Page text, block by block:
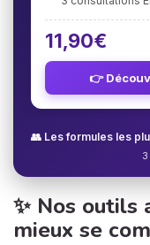
11,90€
👉
👥 Les formules les
✨ Nos outils
mieux se